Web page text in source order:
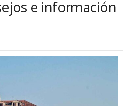
e información